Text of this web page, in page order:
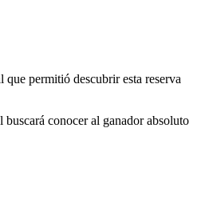
permitió descubrir esta reserva
conocer al ganador absoluto